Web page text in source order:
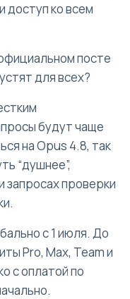
доступ ко всем
посте
для всех?
будут чаще
на Opus 4.8, так
“душнее”,
запросах проверки
с 1 июля. До
Pro, Max, Team и
с оплатой по